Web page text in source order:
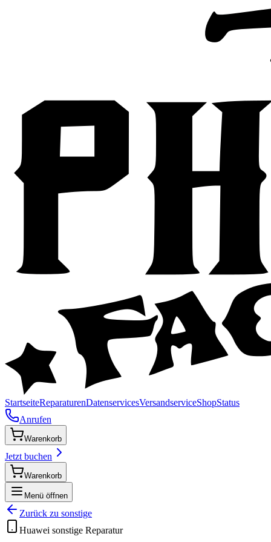
StartseiteReparaturenDatenservicesVersandserviceShopStatus
Anrufen
Warenkorb
Jetzt buchen
Warenkorb
Menü öffnen
Zurück zu sonstige
Huawei sonstige Reparatur